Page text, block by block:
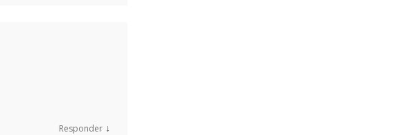
Responder ↓